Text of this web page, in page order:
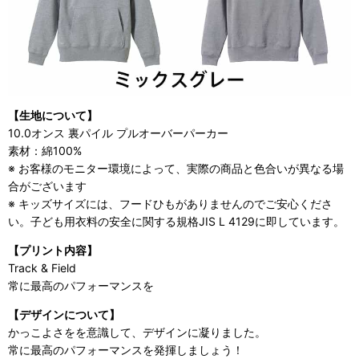
【生地について】
10.0オンス 裏パイル プルオーバーパーカー
素材：綿100%
※ お客様のモニター環境によって、実際の商品と色合いが異なる場
合がございます
※ キッズサイズには、フードひもがありませんのでご安心くださ
い。子ども用衣料の安全に関する規格JIS L 4129に即しています。
【プリント内容】
Track & Field
常に最高のパフォーマンスを
【デザインについて】
かっこよさをを意識して、デザインに凝りました。
常に最高のパフォーマンスを発揮しましょう！